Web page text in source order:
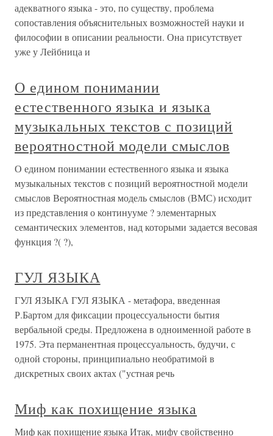
адекватного языка - это, по существу, проблема
сопоставления объяснительных возможностей науки и
философии в описании реальности. Она присутствует
уже у Лейбница и
О едином понимании
естественного языка и языка
музыкальных текстов с позиций
вероятностной модели смыслов
О едином понимании естественного языка и языка
музыкальных текстов с позиций вероятностной модели
смыслов Вероятностная модель смыслов (ВМС) исходит
из представления о континууме ? элементарных
семантических элементов, над которыми задается весовая
функция ?( ?),
ГУЛ ЯЗЫКА
ГУЛ ЯЗЫКА ГУЛ ЯЗЫКА - метафора, введенная
Р.Бартом для фиксации процессуальности бытия
вербальной среды. Предложена в одноименной работе в
1975. Эта перманентная процессуальность, будучи, с
одной стороны, принципиально необратимой в
дискретных своих актах ("устная речь
Миф как похищение языка
Миф как похищение языка Итак, мифу свойственно